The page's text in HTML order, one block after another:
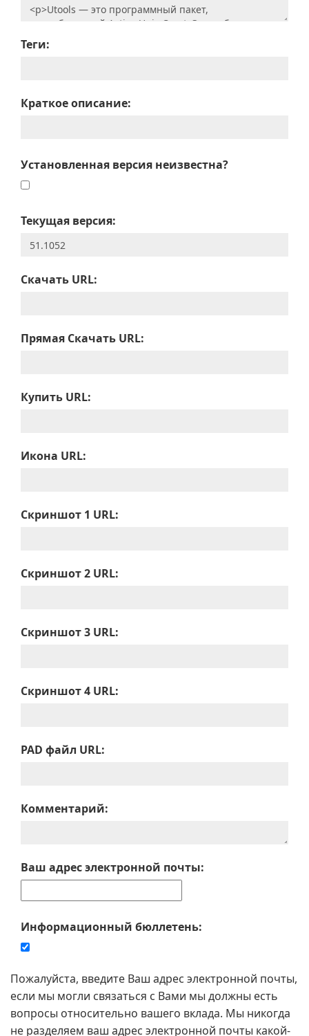
Теги:
Краткое описание:
Установленная версия неизвестна?
Текущая версия:
Скачать URL:
Прямая Скачать URL:
Купить URL:
Икона URL:
Скриншот 1 URL:
Скриншот 2 URL:
Скриншот 3 URL:
Скриншот 4 URL:
PAD файл URL:
Комментарий:
Ваш адрес электронной почты:
Информационный бюллетень:
Пожалуйста, введите Ваш адрес электронной почты,
если мы могли связаться с Вами мы должны есть
вопросы относительно вашего вклада. Мы никогда
не разделяем ваш адрес электронной почты какой-